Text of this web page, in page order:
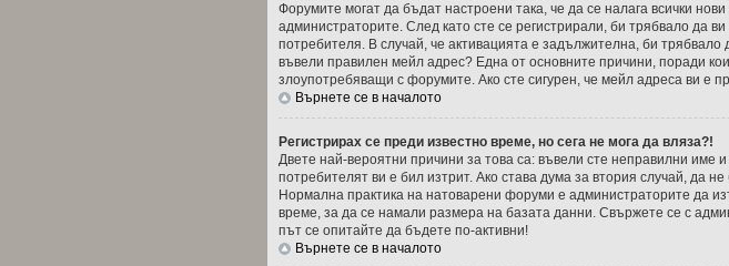
Форумите могат да бъдат настроени така, че да се налага всички
администраторите. След като сте се регистрирали, би трябвало да
потребителя. В случай, че активацията е задължителна, би трябвало
въвели правилен мейл адрес? Една от основните причини, поради
злоупотребяващи с форумите. Ако сте сигурен, че мейл адреса ви е
Върнете се в началото
Регистрирах се преди известно време, но сега не мога да вляза?!
Двете най-вероятни причини за това са: въвели сте неправилни име
потребителят ви е бил изтрит. Ако става дума за втория случай, да
Нормална практика на натоварени форуми е администраторите да
време, за да се намали размера на базата данни. Свържете се с
път се опитайте да бъдете по-активни!
Върнете се в началото